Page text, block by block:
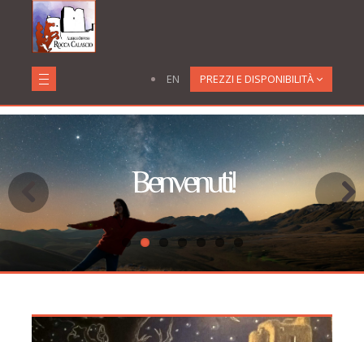
EN PREZZI E DISPONIBILITÀ
Benvenuti!
Next